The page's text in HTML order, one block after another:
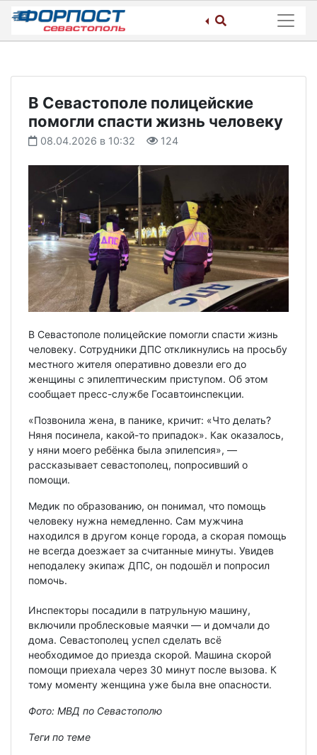
Skip
content
В Севастополе полицейские
помогли спасти жизнь человеку
08.04.2026 в 10:32 124
В Севастополе полицейские помогли спасти жизнь
человеку. Сотрудники ДПС откликнулись на просьбу
местного жителя оперативно довезли его до
женщины с эпилептическим приступом. Об этом
сообщает пресс-службе Госавтоинспекции.
«Позвонила жена, в панике, кричит: «Что делать?
Няня посинела, какой-то припадок». Как оказалось,
у няни моего ребёнка была эпилепсия», —
рассказывает севастополец, попросивший о
помощи.
Медик по образованию, он понимал, что помощь
человеку нужна немедленно. Сам мужчина
находился в другом конце города, а скорая помощь
не всегда доезжает за считанные минуты. Увидев
неподалеку экипаж ДПС, он подошёл и попросил
помочь.
Инспекторы посадили в патрульную машину,
включили проблесковые маячки — и домчали до
дома. Севастополец успел сделать всё
необходимое до приезда скорой. Машина скорой
помощи приехала через 30 минут после вызова. К
тому моменту женщина уже была вне опасности.
Фото: МВД по Севастополю
Теги по теме